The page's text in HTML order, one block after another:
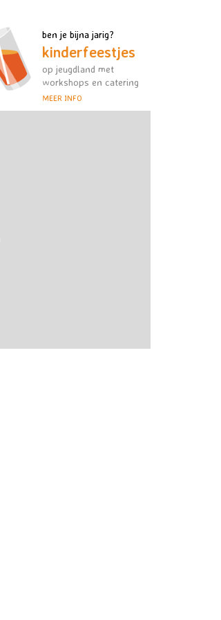
ben je bijna jarig?
kinderfeestjes
op jeugdland met
workshops en catering
MEER INFO